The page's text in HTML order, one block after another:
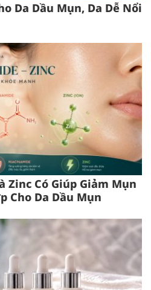
Da Dầu Mụn, Da Dễ Nổi
Zinc Có Giúp Giảm Mụn
Cho Da Dầu Mụn